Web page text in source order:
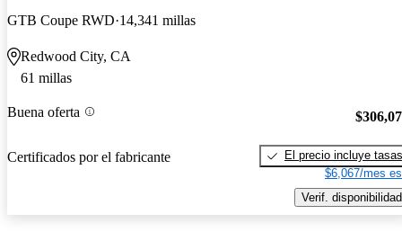
GTB Coupe RWD 14,341 millas
Redwood City, CA
61 millas
Buena oferta
Certificados por el fabricante
El precio incluye tasas
$6,067/mes
Verif. disponibilidad